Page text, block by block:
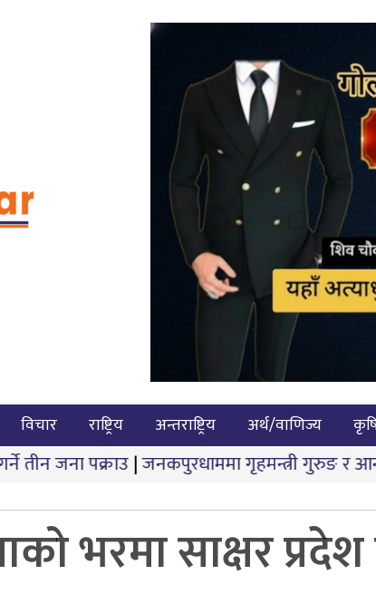
विचार राष्ट्रिय अन्तराष्ट्रिय अर्थ/वाणिज्य
|जनकपुरधाममा गृहमन्त्री गुरुङ र आन्दोलनकारीबीच
भरमा साक्षर प्रदेश